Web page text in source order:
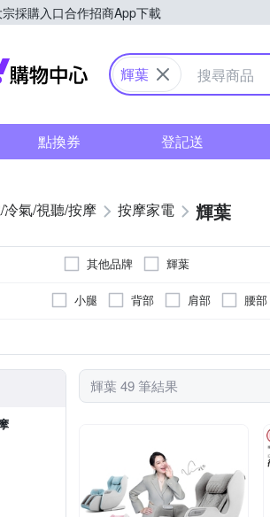
採購入口合作招商App下載
Yahoo購物中心
輝葉
點換券 登記送
冷氣/視聽/按摩 按摩家電 輝葉
其他品牌 輝葉
小腿 背部 肩部 腰部
輝葉 49 筆結果